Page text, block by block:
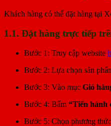
Khách hàng có thể đặt hàng tại
1.1. Đặt hàng trực tiếp
Bước 1: Truy cập website
Bước 2: Lựa chọn sản
Bước 3: Vào mục Giỏ
Bước 4: Bấm “Tiến hành
Bước 5: Chọn phương